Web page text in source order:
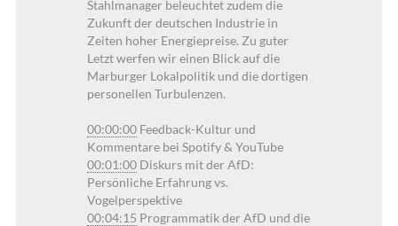
Stahlmanager beleuchtet zudem die
Zukunft der deutschen Industrie in
Zeiten hoher Energiepreise. Zu guter
Letzt werfen wir einen Blick auf die
Marburger Lokalpolitik und die dortigen
personellen Turbulenzen.
00:00:00Feedback-Kultur und
Kommentare bei Spotify & YouTube
00:01:00Diskurs mit der AfD:
Persönliche Erfahrung vs.
Vogelperspektive
00:04:15 Programmatik der AfD und die